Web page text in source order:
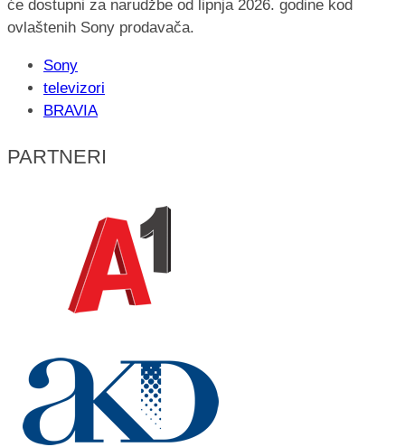
će dostupni za narudžbe od lipnja 2026. godine kod
ovlaštenih Sony prodavača.
Sony
televizori
BRAVIA
PARTNERI